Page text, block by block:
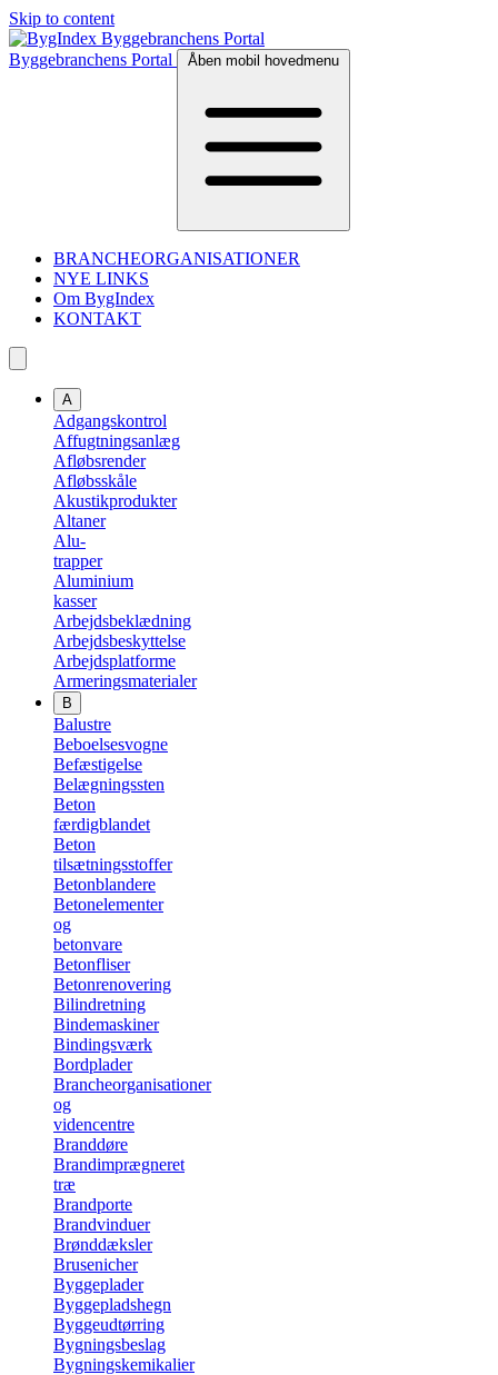
Skip to content
Byggebranchens Portal Åben mobil hovedmenu
BRANCHEORGANISATIONER
NYE LINKS
Om BygIndex
KONTAKT
A
Adgangskontrol
Affugtningsanlæg
Afløbsrender
Afløbsskåle
Akustikprodukter
Altaner
Alu-
trapper
Aluminium
kasser
Arbejdsbeklædning
Arbejdsbeskyttelse
Arbejdsplatforme
Armeringsmaterialer
B
Balustre
Beboelsesvogne
Befæstigelse
Belægningssten
Beton
færdigblandet
Beton
tilsætningsstoffer
Betonblandere
Betonelementer
og
betonvare
Betonfliser
Betonrenovering
Bilindretning
Bindemaskiner
Bindingsværk
Bordplader
Brancheorganisationer
og
videncentre
Branddøre
Brandimprægneret
træ
Brandporte
Brandvinduer
Brønddæksler
Brusenicher
Byggeplader
Byggepladshegn
Byggeudtørring
Bygningsbeslag
Bygningskemikalier